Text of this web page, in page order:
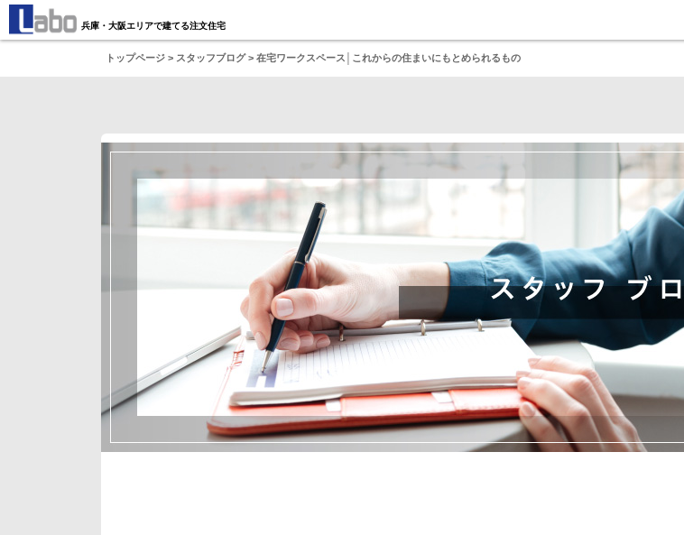
兵庫・大阪エリアで建てる注文住宅
トップページ > スタッフブログ> 在宅ワークスペース│これからの住まいにもとめられるもの